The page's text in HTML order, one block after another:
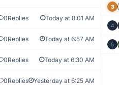
0Replies Today at 8:01 AM
0Replies Today at 6:57 AM
0Replies Today at 6:30 AM
0Replies Yesterday at 6:25 AM
3
4
5